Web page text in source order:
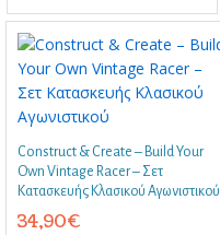
Construct & Create – Build Your
Own Vintage Racer – Σετ
Κατασκευής Κλασικού Αγωνιστικού
34,90€